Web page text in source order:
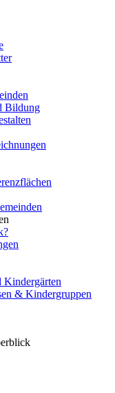
Bildung
Kindergärten
& Kindergruppen